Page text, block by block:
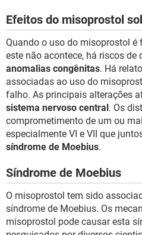
Efeitos do misoprostol
Quando o uso do misoprostol
este não acontece, há riscos de
anomalias congênitas. Há
associadas ao uso do
falho. As principais alterações
sistema nervoso central. Os
comprometimento de um ou
especialmente VI e VII que
síndrome de Moebius.
Síndrome de Moebius
O misoprostol tem sido
síndrome de Moebius. Os
misoprostol pode causar esta